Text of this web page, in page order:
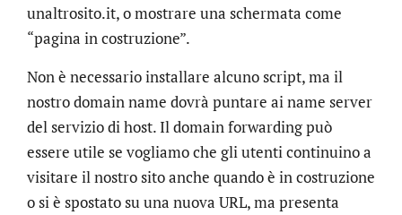
unaltrosito.it, o mostrare una schermata come
“pagina in costruzione”.
Non è necessario installare alcuno script, ma il
nostro domain name dovrà puntare ai name server
del servizio di host. Il domain forwarding può
essere utile se vogliamo che gli utenti continuino a
visitare il nostro sito anche quando è in costruzione
o si è spostato su una nuova URL, ma presenta